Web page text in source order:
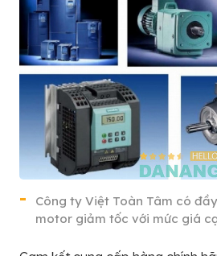
Công ty Việt Toàn Tâm có
motor giảm tốc với mức giá